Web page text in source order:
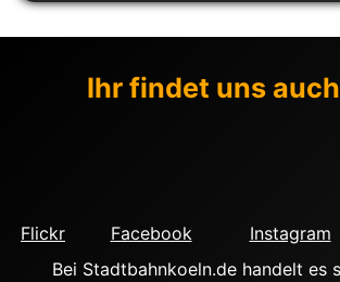
Ihr findet uns
Flickr Facebook Instagram
Bei Stadtbahnkoeln.de handelt es